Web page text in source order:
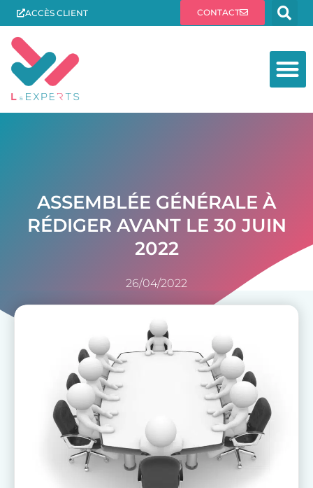
ACCÈS CLIENT CONTACT
ASSEMBLÉE GÉNÉRALE À
RÉDIGER AVANT LE 30 JUIN
2022
26/04/2022